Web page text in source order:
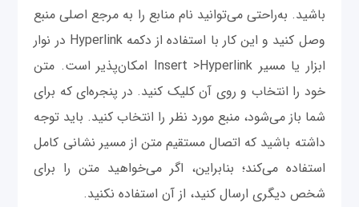
باشید. به‌راحتی می‌توانید نام منابع را به مرجع اصلی منبع
وصل کنید و این کار با استفاده از دکمه Hyperlink در نوار
ابزار یا مسیر Insert >Hyperlink امکان‌پذیر است. متن
خود را انتخاب و روی آن کلیک کنید. در پنجره‌ای که برای
شما باز می‌شود، منبع مورد نظر را انتخاب کنید. باید توجه
داشته باشید که اتصال مستقیم متن از مسیر نشانی کامل
استفاده می‌کند؛ بنابراین، اگر می‌خواهید متن را برای
شخص دیگری ارسال کنید، از آن استفاده نکنید.